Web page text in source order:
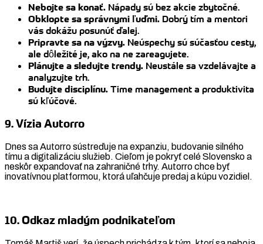
Nebojte sa konať. Nápady sú bez akcie zbytočné.
Obklopte sa správnymi ľuďmi. Dobrý tím a mentori
vás dokážu posunúť ďalej.
Pripravte sa na výzvy. Neúspechy sú súčasťou cesty,
ale dôležité je, ako na ne zareagujete.
Plánujte a sledujte trendy. Neustále sa vzdelávajte a
analyzujte trh.
Budujte disciplínu. Time management a produktivita
sú kľúčové.
9. Vízia Autorro
Dnes sa Autorro sústreďuje na expanziu, budovanie silného
tímu a digitalizáciu služieb. Cieľom je pokryť celé Slovensko a
neskôr expandovať na zahraničné trhy. Autorro chce byť
inovatívnou platformou, ktorá uľahčuje predaj a kúpu vozidiel.
10. Odkaz mladým podnikateľom